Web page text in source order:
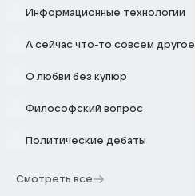
Информационные технологии
А сейчас что-то совсем другое
О любви без купюр
Философский вопрос
Политические дебаты
Смотреть все